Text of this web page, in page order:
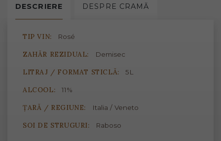
DESCRIERE DESPRE CRAMĂ
TIP VIN: Rosé
ZAHĂR REZIDUAL: Demisec
LITRAJ / FORMAT STICLĂ: 5L
ALCOOL: 11%
ȚARĂ / REGIUNE: Italia / Veneto
SOI DE STRUGURI: Raboso